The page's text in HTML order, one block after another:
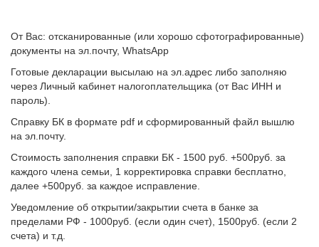
От Вас: отсканированные (или хорошо сфотографированные)
документы на эл.почту, WhatsApp
Готовые декларации высылаю на эл.адрес либо заполняю
через Личный кабинет налогоплательщика (от Вас ИНН и
пароль).
Справку БК в формате рdf и сформированный файл вышлю
на эл.почту.
Стоимость заполнения справки БК - 1500 руб. +500руб. за
каждого члена семьи, 1 корректировка справки бесплатно,
далее +500руб. за каждое исправление.
Уведомление об открытии/закрытии счета в банке за
пределами РФ - 1000руб. (если один счет), 1500руб. (если 2
счета) и т.д.